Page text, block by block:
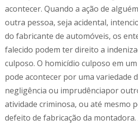
acontecer. Quando a ação de
outra pessoa, seja acidental,
do fabricante de automóveis, os
falecido podem ter direito a
culposo. O homicídio culposo em
pode acontecer por uma variedade
negligência ou imprudênciapor
atividade criminosa, ou até mesmo
defeito de fabricação da montadora.